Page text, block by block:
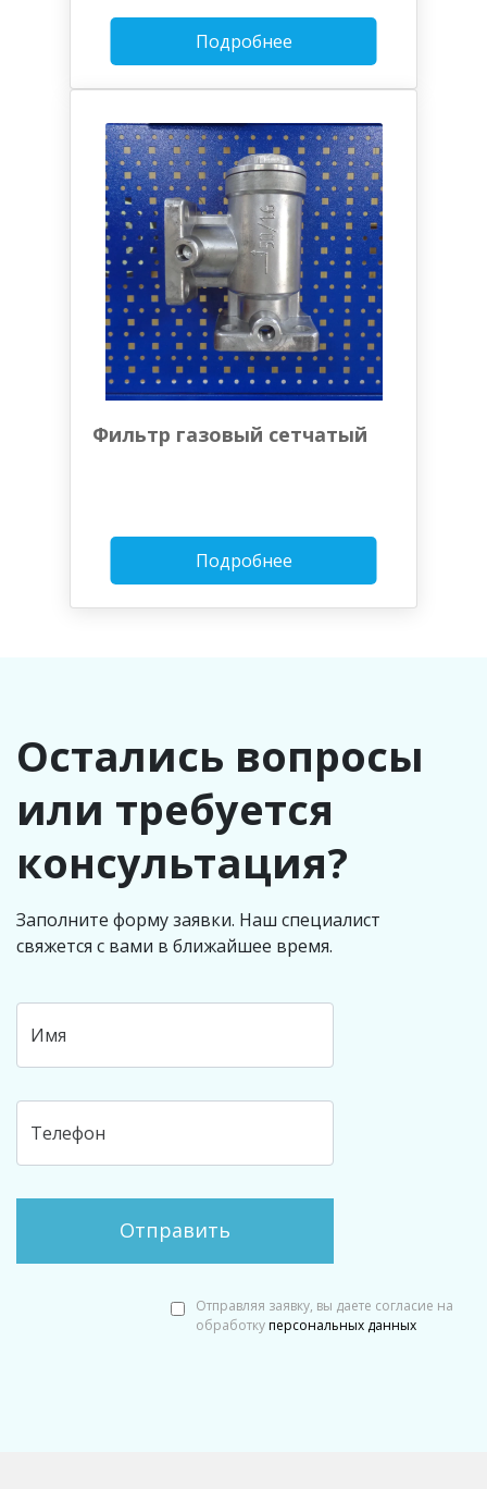
Подробнее
Фильтр газовый сетчатый
Подробнее
Остались вопросы
или требуется
консультация?
Заполните форму заявки. Наш специалист
свяжется с вами в ближайшее время.
Отправляя заявку, вы даете согласие на
обработкуперсональных данных